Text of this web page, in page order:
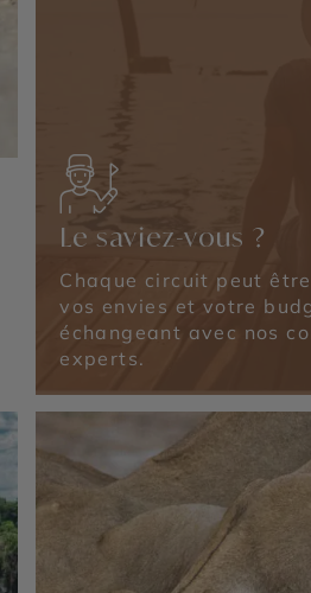
Le saviez-vous ?
Chaque circuit peut
vos envies et votre
échangeant avec nos
experts.